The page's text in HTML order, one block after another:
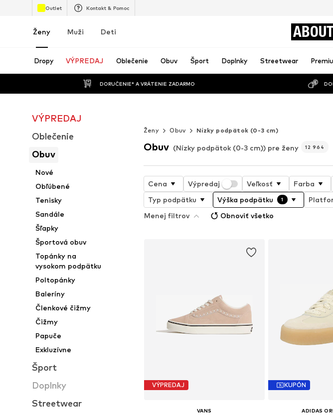
Outlet Kontakt & Pomoc
Ženy Muži Deti ABOUT
Dropy VÝPREDAJ Oblečenie Obuv Šport Doplnky Streetwear
DORUČENIE* A VRÁTENIE ZADARMO
VÝPREDAJ
Oblečenie
Obuv
Nové
Obľúbené
Tenisky
Sandále
Šľapky
Športová obuv
Topánky na
vysokom podpätku
Poltopánky
Baleríny
Členkové čižmy
Čižmy
Papuče
Exkluzívne
Šport
Doplnky
Streetwear
Ženy
Obuv Nízky podpätok (0-3 cm)
Obuv (Nízky podpätok (0-3 cm)) pre ženy 12 964
Cena Výpredaj Veľkosť Farba
Typ podpätku
Výška podpätku 1
Menej filtrov
Obnoviť všetko
VÝPREDAJ
VANS
KUPÓN
ADIDAS